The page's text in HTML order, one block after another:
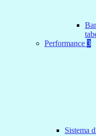
Performance 3
Sistema